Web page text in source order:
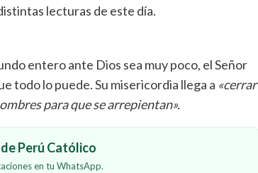
lecturas de este día.
entero ante Dios sea muy poco, el Señor
todo lo puede. Su misericordia llega a «cerrar
para que se arrepientan».
Perú Católico
en tu WhatsApp.